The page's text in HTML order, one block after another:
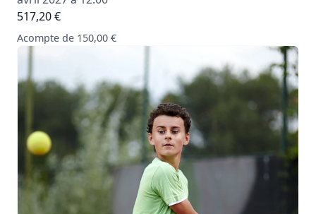
517,20 €
Acompte de 150,00 €